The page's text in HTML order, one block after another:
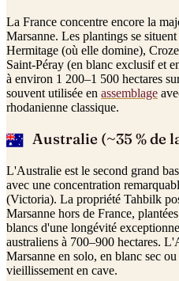
La France concentre encore la
Marsanne. Les plantings se
Hermitage (où elle domine),
Saint-Péray (en blanc exclusif et
à environ 1 200–1 500 hectares
souvent utilisée en assemblage
rhodanienne classique.
Australie (~35 % de
L'Australie est le second grand
avec une concentration
(Victoria). La propriété Tahbilk
Marsanne hors de France,
blancs d'une longévité
australiens à 700–900 hectares.
Marsanne en solo, en blanc sec
vieillissement en cave.